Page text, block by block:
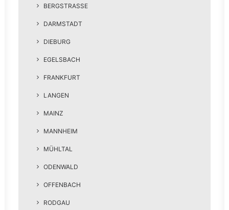
BERGSTRASSE
DARMSTADT
DIEBURG
EGELSBACH
FRANKFURT
LANGEN
MAINZ
MANNHEIM
MÜHLTAL
ODENWALD
OFFENBACH
RODGAU